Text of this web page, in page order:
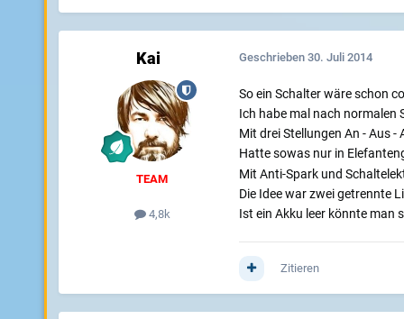
Kai
TEAM
4,8k
Geschrieben 30. Juli 2014
So ein Schalter wäre schon
Ich habe mal nach normalen
Mit drei Stellungen An - Aus -
Hatte sowas nur in
Mit Anti-Spark und
Die Idee war zwei getrennte
Ist ein Akku leer könnte man
Zitieren